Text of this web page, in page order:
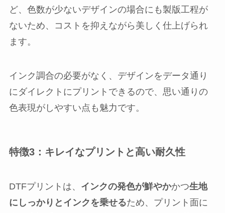
ど、色数が少ないデザインの場合にも製版工程が
ないため、コストを抑えながら美しく仕上げられ
ます。
インク調合の必要がなく、デザインをデータ通り
にダイレクトにプリントできるので、思い通りの
色表現がしやすい点も魅力です。
特徴3：キレイなプリントと高い耐久性
DTFプリントは、 インクの発色が鮮やかかつ生地
にしっかりとインクを乗せるため、プリント面に